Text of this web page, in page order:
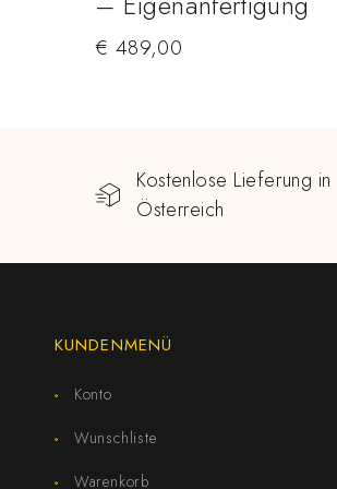
€ 489,00
Kostenlose Lieferung in
Österreich
KUNDENMENÜ
Konto
Wunschliste
Warenkorb